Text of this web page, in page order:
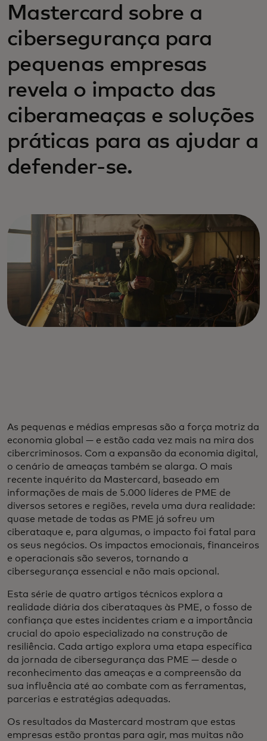
Mastercard sobre a
cibersegurança para
pequenas empresas
revela o impacto das
ciberameaças e soluções
práticas para as ajudar a
defender-se.
As pequenas e médias empresas são a força motriz da
economia global — e estão cada vez mais na mira dos
cibercriminosos. Com a expansão da economia digital,
o cenário de ameaças também se alarga. O mais
recente inquérito da Mastercard, baseado em
informações de mais de 5.000 líderes de PME de
diversos setores e regiões, revela uma dura realidade:
quase metade de todas as PME já sofreu um
ciberataque e, para algumas, o impacto foi fatal para
os seus negócios. Os impactos emocionais, financeiros
e operacionais são severos, tornando a
cibersegurança essencial e não mais opcional.
Esta série de quatro artigos técnicos explora a
realidade diária dos ciberataques às PME, o fosso de
confiança que estes incidentes criam e a importância
crucial do apoio especializado na construção de
resiliência. Cada artigo explora uma etapa específica
da jornada de cibersegurança das PME — desde o
reconhecimento das ameaças e a compreensão da
sua influência até ao combate com as ferramentas,
parcerias e estratégias adequadas.
Os resultados da Mastercard mostram que estas
empresas estão prontas para agir, mas muitas não